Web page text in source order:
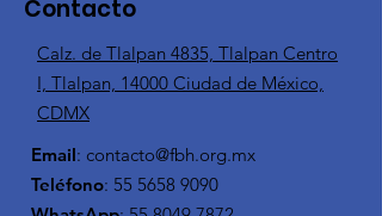
Contacto
Calz. de Tlalpan 4835, Tlalpan Centro
I, Tlalpan, 14000 Ciudad de México,
CDMX
Email: contacto@fbh.org.mx
Teléfono: 55 5658 9090